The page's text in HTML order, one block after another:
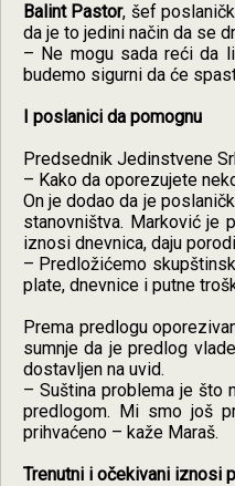
Balint Pastor, šef
da je to jedini način da se
– Ne mogu sada reći da
budemo sigurni da će
I poslanici da pomognu
Predsednik Jedinstvene
– Kako da oporezujete
On je dodao da je
stanovništva. Marković je
iznosi dnevnica, daju
– Predložićemo
plate, dnevnice i putne
Prema predlogu
sumnje da je predlog
dostavljen na uvid.
– Suština problema je što
predlogom. Mi smo još
prihvaćeno – kaže Maraš.
Trenutni i očekivani iznosi